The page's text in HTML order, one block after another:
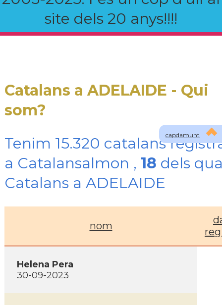
site dels 20 anys!!!!
capdamunt
Catalans a ADELAIDE - Qui
som?
Tenim 15.320 catalans
a Catalansalmon , 18 dels
Catalans a ADELAIDE
nom
Helena Pera
30-09-2023